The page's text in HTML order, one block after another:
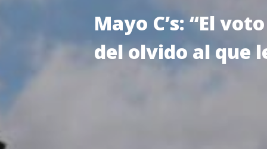
Mayo C’s: “El
del olvido al que